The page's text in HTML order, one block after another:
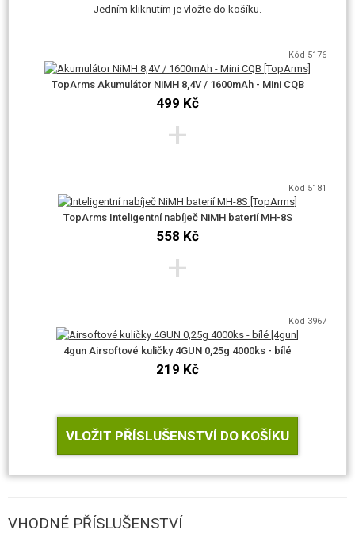
okamžiku. Systém QSC, neboli systém rychlé výměny pružiny znamená, že
příslušné otvory. Pootočením trnu pak lze trn i s pružinou vyjmout. Tato
zbraň má navíc QSC systém i na těle - není potřeba vyndávat mechabox z
těla - stačí sundat pažbu a odšroubovat její tubus.
Válec je leštěný pro optimální chod pístu a zvýšení výkonu.
Píst má již v základu hřeben s kovovým ozubením pro maximální výdrž i na
Kovová kola mají přímé ozubení, které snižuje axiální sily. Pístové kolo je
Jedním kliknutím je vložte do košíku.
Kód 5176
TopArms Akumulátor NiMH 8,4V / 1600mAh - Mini CQB
499 Kč
+
Kód 5181
TopArms Inteligentní nabíječ NiMH baterií MH-8S
558 Kč
+
Kód 3967
4gun Airsoftové kuličky 4GUN 0,25g 4000ks - bílé
219 Kč
VLOŽIT PŘÍSLUŠENSTVÍ DO KOŠÍKU
VHODNÉ PŘÍSLUŠENSTVÍ